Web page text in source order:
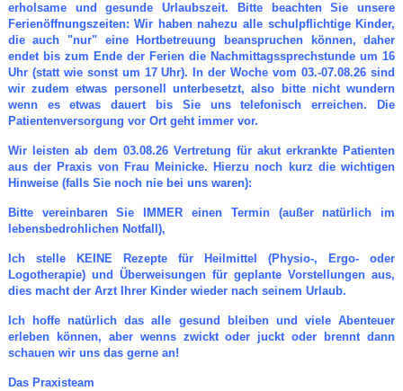
erholsame und gesunde Urlaubszeit. Bitte beachten Sie unsere
Ferienöffnungszeiten: Wir haben nahezu alle schulpflichtige Kinder,
die auch "nur" eine Hortbetreuung beanspruchen können, daher
endet bis zum Ende der Ferien die Nachmittagssprechstunde um 16
Uhr (statt wie sonst um 17 Uhr). In der Woche vom 03.-07.08.26 sind
wir zudem etwas personell unterbesetzt, also bitte nicht wundern
wenn es etwas dauert bis Sie uns telefonisch erreichen. Die
Patientenversorgung vor Ort geht immer vor.
Wir leisten ab dem 03.08.26 Vertretung für akut erkrankte Patienten
aus der Praxis von Frau Meinicke. Hierzu noch kurz die wichtigen
Hinweise (falls Sie noch nie bei uns waren):
Bitte vereinbaren Sie IMMER einen Termin (außer natürlich im
lebensbedrohlichen Notfall),
Ich stelle KEINE Rezepte für Heilmittel (Physio-, Ergo- oder
Logotherapie) und Überweisungen für geplante Vorstellungen aus,
dies macht der Arzt Ihrer Kinder wieder nach seinem Urlaub.
Ich hoffe natürlich das alle gesund bleiben und viele Abenteuer
erleben können, aber wenns zwickt oder juckt oder brennt dann
schauen wir uns das gerne an!
Das Praxisteam